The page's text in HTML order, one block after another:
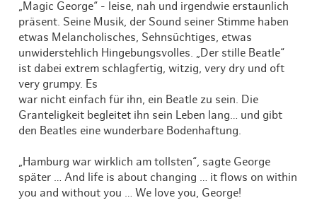
„Magic George“ - leise, nah und irgendwie erstaunlich
präsent. Seine Musik, der Sound seiner Stimme haben
etwas Melancholisches, Sehnsüchtiges, etwas
unwiderstehlich Hingebungsvolles. „Der stille Beatle“
ist dabei extrem schlagfertig, witzig, very dry und oft
very grumpy. Es
war nicht einfach für ihn, ein Beatle zu sein. Die
Granteligkeit begleitet ihn sein Leben lang… und gibt
den Beatles eine wunderbare Bodenhaftung.
„Hamburg war wirklich am tollsten“, sagte George
später … And life is about changing … it flows on within
you and without you … We love you, George!